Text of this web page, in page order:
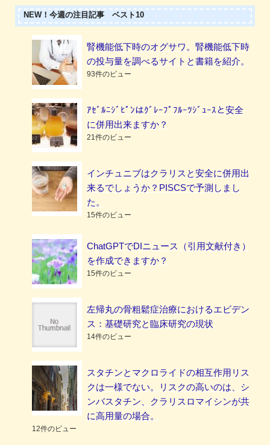
NEW！今週の注目記事 ベスト10
腎機能低下時のオグサワ。腎機能低下時
の投与量を調べるサイトと書籍を紹介。
93件のビュー
ｱｾﾞﾙﾆｼﾞﾋﾟﾝはｸﾞﾚｰﾌﾟﾌﾙｰﾂｼﾞｭｰｽと安全
に併用出来ますか？
21件のビュー
インチュニブはクラリスと安全に併用出
来るでしょうか？PISCSで予測しまし
た。
15件のビュー
ChatGPTでDIニュース（引用文献付き）
を作成できますか？
15件のビュー
左帰丸の骨粗鬆症治療におけるエビデン
ス：基礎研究と臨床研究の現状
14件のビュー
スタチンとマクロライドの相互作用リス
クは一様でない。リスクの高いのは、シ
ンバスタチン、クラリスロマイシンが共
に高用量の場合。
12件のビュー